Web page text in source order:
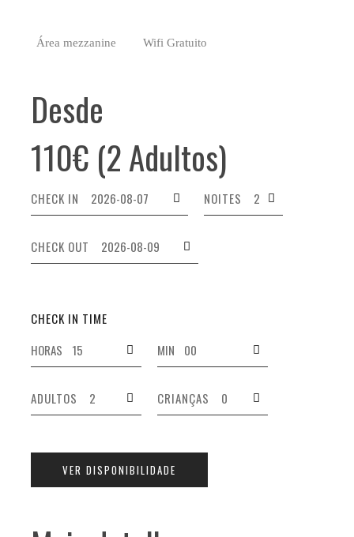
Área mezzanine Wifi Gratuito
Desde
110€ (2 Adultos)
CHECK IN NOITES
CHECK OUT
CHECK IN TIME
HORAS
MIN
ADULTOS CRIANÇAS